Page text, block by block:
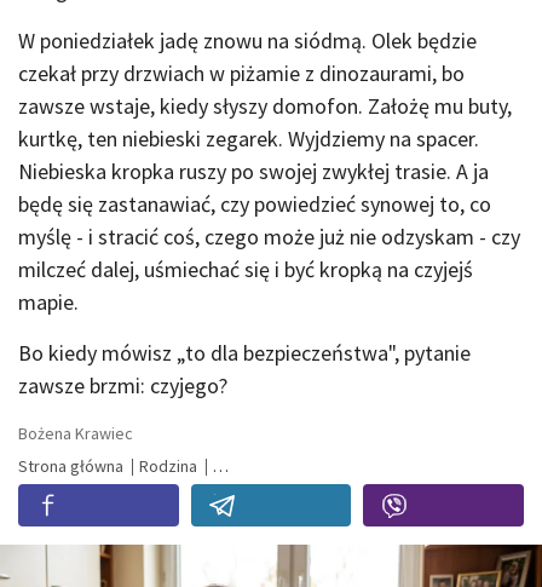
W poniedziałek jadę znowu na siódmą. Olek będzie
czekał przy drzwiach w piżamie z dinozaurami, bo
zawsze wstaje, kiedy słyszy domofon. Założę mu buty,
kurtkę, ten niebieski zegarek. Wyjdziemy na spacer.
Niebieska kropka ruszy po swojej zwykłej trasie. A ja
będę się zastanawiać, czy powiedzieć synowej to, co
myślę - i stracić coś, czego może już nie odzyskam - czy
milczeć dalej, uśmiechać się i być kropką na czyjejś
mapie.
Bo kiedy mówisz „to dla bezpieczeństwa", pytanie
zawsze brzmi: czyjego?
Bożena Krawiec
Strona główna
Rodzina